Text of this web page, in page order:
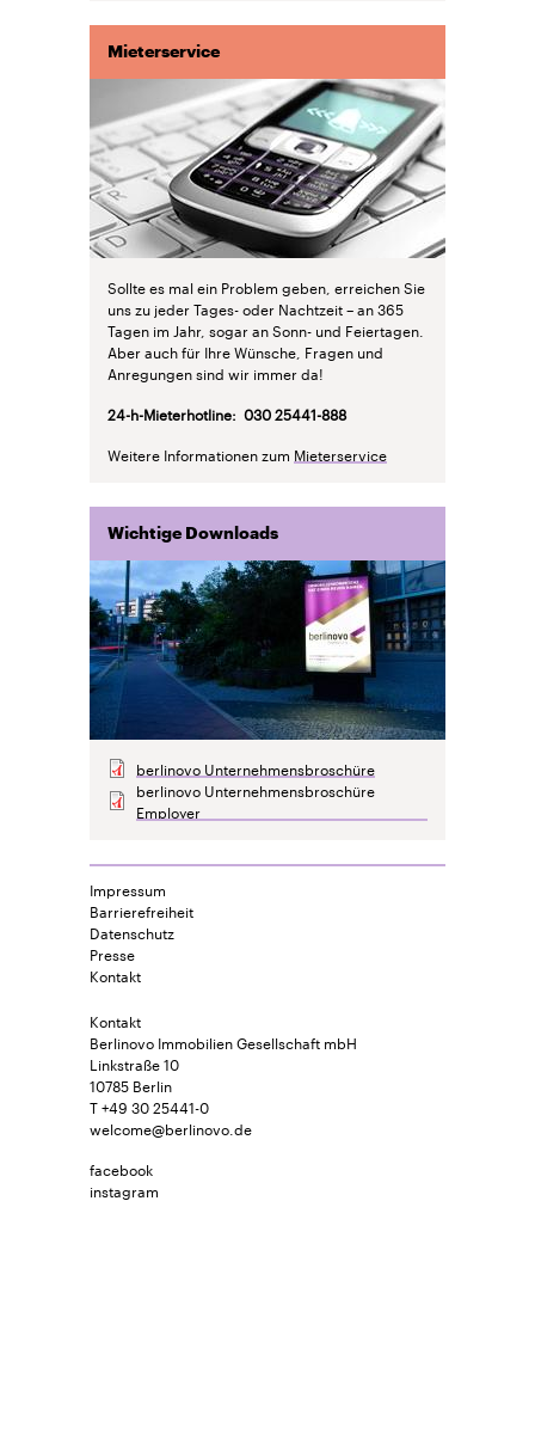
Mieterservice
Sollte es mal ein Problem geben, erreichen Sie
uns zu jeder Tages- oder Nachtzeit – an 365
Tagen im Jahr, sogar an Sonn- und Feiertagen.
Aber auch für Ihre Wünsche, Fragen und
Anregungen sind wir immer da!
24-h-Mieterhotline: 030 25441-888
Weitere Informationen zum Mieterservice
Wichtige Downloads
berlinovo Unternehmensbroschüre
berlinovo Unternehmensbroschüre
Employer
Impressum
Barrierefreiheit
Datenschutz
Presse
Kontakt
Kontakt
Berlinovo Immobilien Gesellschaft mbH
Linkstraße 10
10785 Berlin
T +49 30 25441-0
welcome@berlinovo.de
facebook
instagram